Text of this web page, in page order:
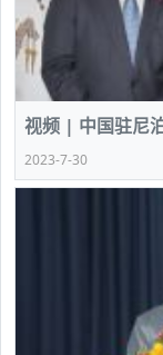
视频 | 中国驻尼
2023-7-30